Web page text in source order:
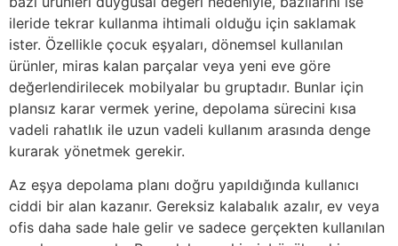
ileride tekrar kullanma ihtimali olduğu için saklamak
ister. Özellikle çocuk eşyaları, dönemsel kullanılan
ürünler, miras kalan parçalar veya yeni eve göre
değerlendirilecek mobilyalar bu gruptadır. Bunlar için
plansız karar vermek yerine, depolama sürecini kısa
vadeli rahatlık ile uzun vadeli kullanım arasında denge
kurarak yönetmek gerekir.
Az eşya depolama planı doğru yapıldığında kullanıcı
ciddi bir alan kazanır. Gereksiz kalabalık azalır, ev veya
ofis daha sade hale gelir ve sadece gerçekten kullanılan